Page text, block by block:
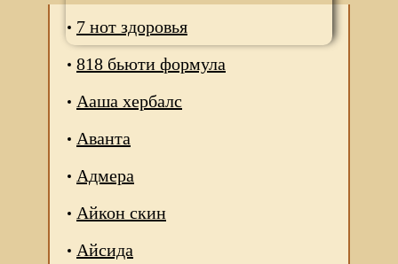
7 нот здоровья
818 бьюти формула
Ааша хербалс
Аванта
Адмера
Айкон скин
Айсида